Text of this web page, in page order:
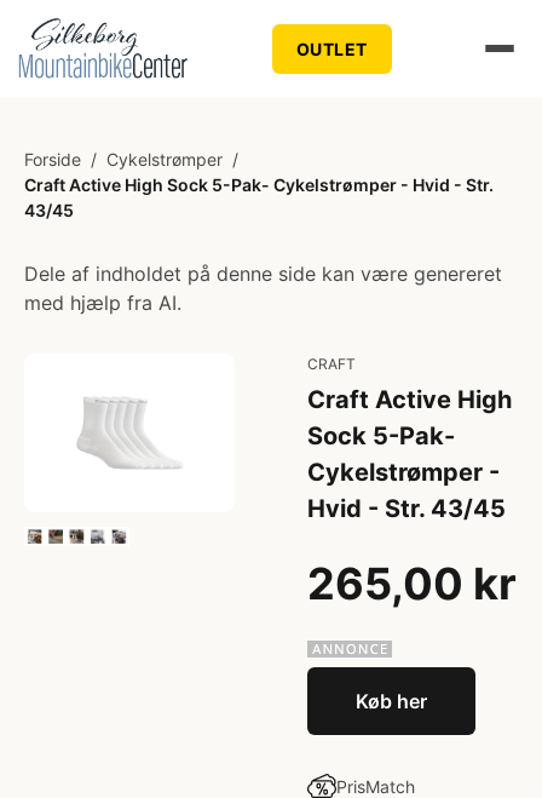
OUTLET
Forside / Cykelstrømper /
Craft Active High Sock 5-Pak- Cykelstrømper - Hvid - Str.
43/45
Dele af indholdet på denne side kan være genereret
med hjælp fra AI.
CRAFT
Craft Active High
Sock 5-Pak-
Cykelstrømper -
Hvid - Str. 43/45
265,00 kr
Køb her
PrisMatch